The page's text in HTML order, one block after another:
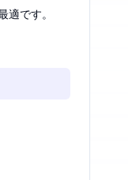
適です。